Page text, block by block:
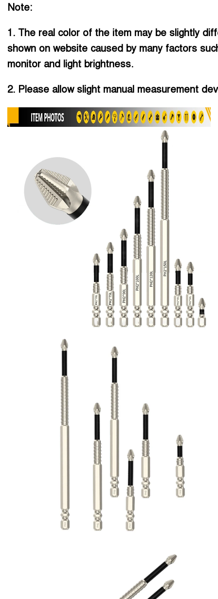
Note:
1. The real color of the item may be slightly
shown on website caused by many factors
monitor and light brightness.
2. Please allow slight manual measurement